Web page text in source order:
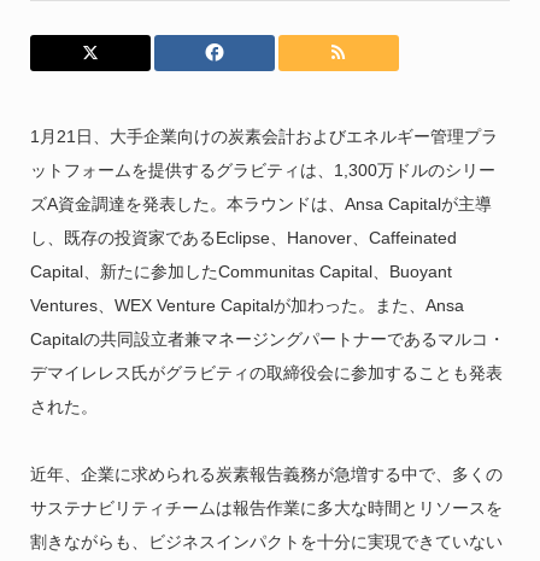
1月21日、大手企業向けの炭素会計およびエネルギー管理プラ
ットフォームを提供するグラビティは、1,300万ドルのシリー
ズA資金調達を発表した。本ラウンドは、Ansa Capitalが主導
し、既存の投資家であるEclipse、Hanover、Caffeinated
Capital、新たに参加したCommunitas Capital、Buoyant
Ventures、WEX Venture Capitalが加わった。また、Ansa
Capitalの共同設立者兼マネージングパートナーであるマルコ・
デマイレレス氏がグラビティの取締役会に参加することも発表
された。
近年、企業に求められる炭素報告義務が急増する中で、多くの
サステナビリティチームは報告作業に多大な時間とリソースを
割きながらも、ビジネスインパクトを十分に実現できていない